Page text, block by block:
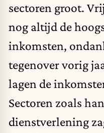
sectoren groot.
nog altijd de
inkomsten,
tegenover vorig
lagen de
Sectoren zoals
dienstverlening